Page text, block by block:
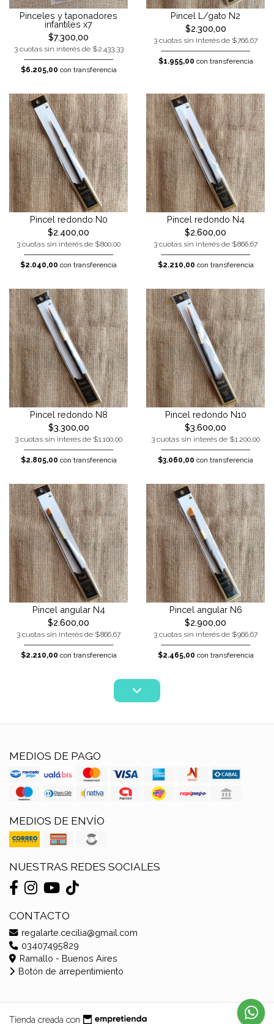
Pinceles y taponadores
infantiles x7
$7.300,00
3 cuotas sin interés de $2.433,33
$6.205,00 con transferencia
Pincel L/gato N2
$2.300,00
3 cuotas sin interés de $766,67
$1.955,00 con transferencia
Pincel redondo N0
$2.400,00
3 cuotas sin interés de $800,00
$2.040,00 con transferencia
Pincel redondo N4
$2.600,00
3 cuotas sin interés de $866,67
$2.210,00 con transferencia
Pincel redondo N8
$3.300,00
3 cuotas sin interés de $1.100,00
$2.805,00 con transferencia
Pincel redondo N10
$3.600,00
3 cuotas sin interés de $1.200,00
$3.060,00 con transferencia
Pincel angular N4
$2.600,00
3 cuotas sin interés de $866,67
$2.210,00 con transferencia
Pincel angular N6
$2.900,00
3 cuotas sin interés de $966,67
$2.465,00 con transferencia
MEDIOS DE PAGO
MEDIOS DE ENVÍO
NUESTRAS REDES SOCIALES
CONTACTO
regalarte.cecilia@gmail.com
03407495829
Ramallo - Buenos Aires
Botón de arrepentimiento
Tienda creada con